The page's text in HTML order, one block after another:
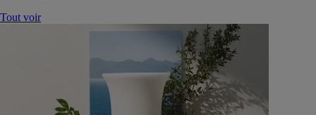
Tout voir